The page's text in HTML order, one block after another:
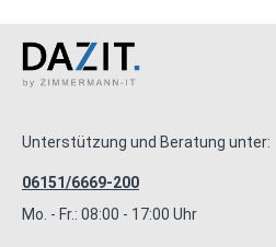
Unterstützung und Beratung unter:
06151/6669-200
Mo. - Fr.: 08:00 - 17:00 Uhr